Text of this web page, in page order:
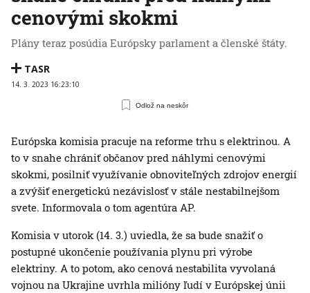
cenovými skokmi
Plány teraz posúdia Európsky parlament a členské štáty.
TASR
14. 3. 2023 16:23:10
Odlož na neskôr
Európska komisia pracuje na reforme trhu s elektrinou. A
to v snahe chrániť občanov pred náhlymi cenovými
skokmi, posilniť využívanie obnoviteľných zdrojov energií
a zvýšiť energetickú nezávislosť v stále nestabilnejšom
svete. Informovala o tom agentúra AP.
Komisia v utorok (14. 3.) uviedla, že sa bude snažiť o
postupné ukončenie používania plynu pri výrobe
elektriny. A to potom, ako cenová nestabilita vyvolaná
vojnou na Ukrajine uvrhla milióny ľudí v Európskej únii